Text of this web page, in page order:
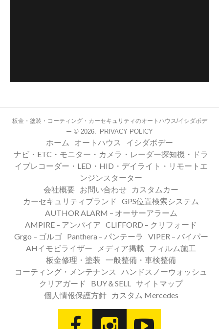
板金・塗装・コーティング・カーセキュリティのオートハウス/イシダボデ
ー © 2026. PRIVACY POLICY
ホーム オートハウス
イシダボデー
ナビ・ETC・モニター・カメラ・レーダー探知機・ドラ
イブレコーダー・LED・HID・デイライト・リモートエ
ンジンスターター
会社概要 お問い合わせ
カスタムカー
カーセキュリティブランド
GPS位置検索システム
AUTHOR ALARM – オーサーアラーム
AMPIRE – アンパイア CLIFFORD – クリフォード
Grgo – ゴルゴ
Panthera – パンテーラ
VIPER – バイパー
AHイモビライザー
メディア掲載
フィルム施工
板金修理・塗装 一般整備・車検整備
コーティング・メンテナンス
ハンドスノーウォッシュ
クリアガード
BUY＆SELL サイトマップ
個人情報保護方針
カスタム Mercedes